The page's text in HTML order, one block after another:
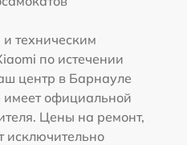
техническим
по истечении
центр в Барнауле
имеет официальной
Цены на ремонт,
исключительно